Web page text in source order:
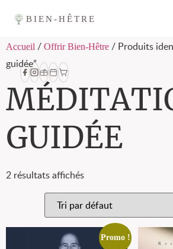
BIEN-HÊTRE
Accueil / Offrir Bien-Hêtre / Produits
guidée”
GUIDÉE
2 résultats affichés
Promo !